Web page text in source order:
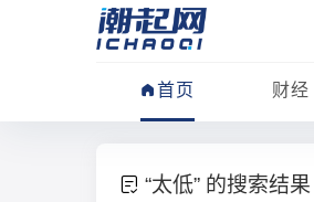
首页 财经
“太低” 的搜索结果